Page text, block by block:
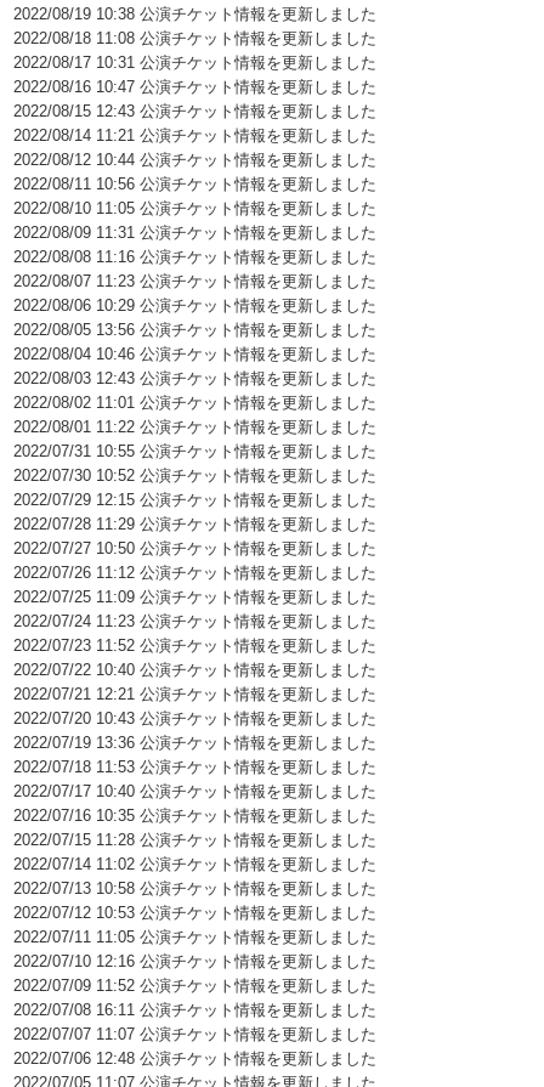
2022/08/19 10:38 公演チケット情報を更新しました
2022/08/18 11:08 公演チケット情報を更新しました
2022/08/17 10:31 公演チケット情報を更新しました
2022/08/16 10:47 公演チケット情報を更新しました
2022/08/15 12:43 公演チケット情報を更新しました
2022/08/14 11:21 公演チケット情報を更新しました
2022/08/12 10:44 公演チケット情報を更新しました
2022/08/11 10:56 公演チケット情報を更新しました
2022/08/10 11:05 公演チケット情報を更新しました
2022/08/09 11:31 公演チケット情報を更新しました
2022/08/08 11:16 公演チケット情報を更新しました
2022/08/07 11:23 公演チケット情報を更新しました
2022/08/06 10:29 公演チケット情報を更新しました
2022/08/05 13:56 公演チケット情報を更新しました
2022/08/04 10:46 公演チケット情報を更新しました
2022/08/03 12:43 公演チケット情報を更新しました
2022/08/02 11:01 公演チケット情報を更新しました
2022/08/01 11:22 公演チケット情報を更新しました
2022/07/31 10:55 公演チケット情報を更新しました
2022/07/30 10:52 公演チケット情報を更新しました
2022/07/29 12:15 公演チケット情報を更新しました
2022/07/28 11:29 公演チケット情報を更新しました
2022/07/27 10:50 公演チケット情報を更新しました
2022/07/26 11:12 公演チケット情報を更新しました
2022/07/25 11:09 公演チケット情報を更新しました
2022/07/24 11:23 公演チケット情報を更新しました
2022/07/23 11:52 公演チケット情報を更新しました
2022/07/22 10:40 公演チケット情報を更新しました
2022/07/21 12:21 公演チケット情報を更新しました
2022/07/20 10:43 公演チケット情報を更新しました
2022/07/19 13:36 公演チケット情報を更新しました
2022/07/18 11:53 公演チケット情報を更新しました
2022/07/17 10:40 公演チケット情報を更新しました
2022/07/16 10:35 公演チケット情報を更新しました
2022/07/15 11:28 公演チケット情報を更新しました
2022/07/14 11:02 公演チケット情報を更新しました
2022/07/13 10:58 公演チケット情報を更新しました
2022/07/12 10:53 公演チケット情報を更新しました
2022/07/11 11:05 公演チケット情報を更新しました
2022/07/10 12:16 公演チケット情報を更新しました
2022/07/09 11:52 公演チケット情報を更新しました
2022/07/08 16:11 公演チケット情報を更新しました
2022/07/07 11:07 公演チケット情報を更新しました
2022/07/06 12:48 公演チケット情報を更新しました
2022/07/05 11:07 公演チケット情報を更新しました